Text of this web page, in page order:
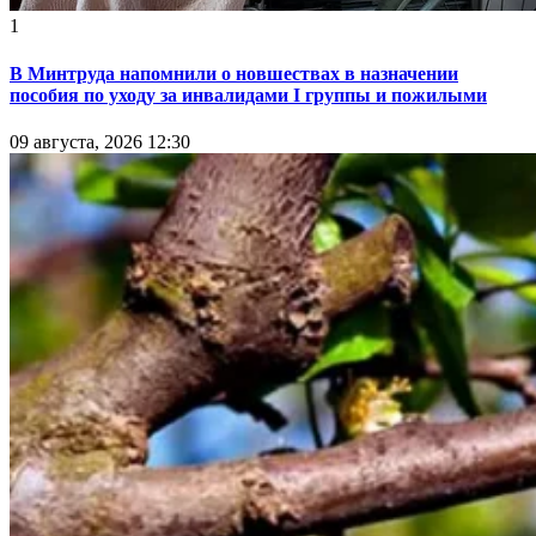
1
В Минтруда напомнили о новшествах в назначении
пособия по уходу за инвалидами I группы и пожилыми
09 августа, 2026 12:30